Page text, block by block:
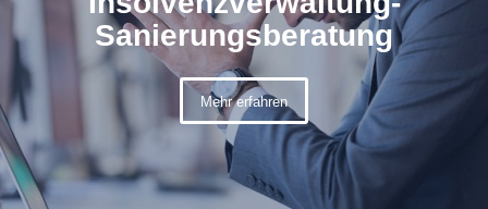
Sanierungsberatung
Mehr erfahren